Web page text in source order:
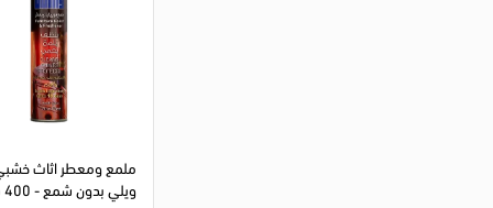
ملمع ومعطر اثاث
ويلي بدون شمع - 400 مل